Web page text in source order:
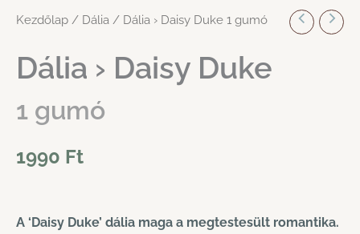
Kezdőlap / Dália / Dália › Daisy Duke 1 gumó
Dália › Daisy Duke
1 gumó
1990 Ft
A ‘Daisy Duke’ dália maga a megtestesült romantika.